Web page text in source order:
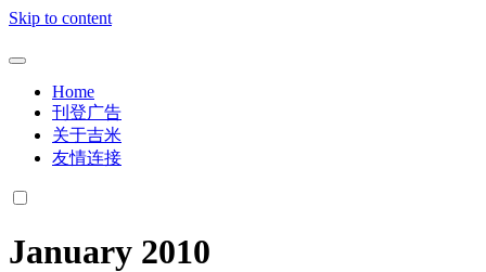
Skip to content
Home
刊登广告
关于吉米
友情连接
January 2010